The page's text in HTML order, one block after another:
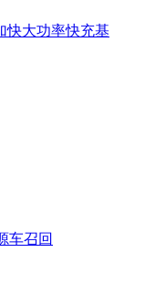
快大功率快充基
车召回